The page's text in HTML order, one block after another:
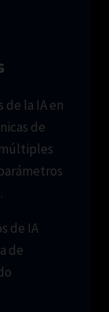
de la IA en
de
de IA
de